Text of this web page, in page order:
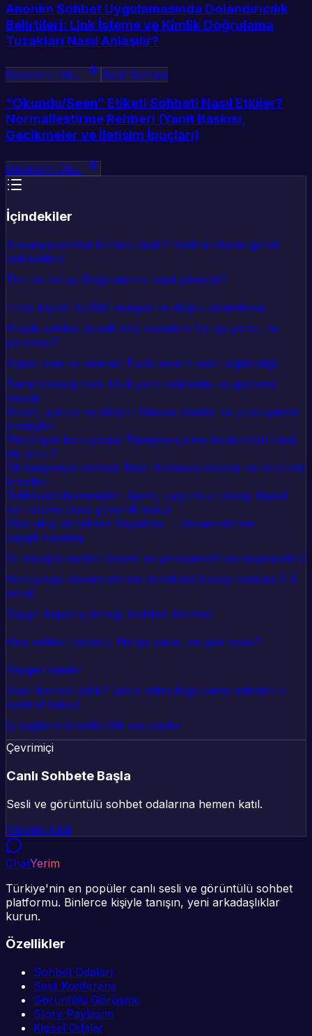
Anonim Sohbet Uygulamasında Dolandırıcılık
Belirtileri: Link İsteme ve Kimlik Doğrulama
Tuzakları Nasıl Anlaşılır?
Devamını Oku Sesli Sohbet
“Okundu/Seen” Etiketi Sohbeti Nasıl Etkiler?
Normalleştirme Rehberi (Yanıt Baskısı,
Gecikmeler ve İletişim İpuçları)
Devamını Oku
İçindekiler
Almanya sohbet kültürü nedir? (online chatte genel
beklentiler)
Ton ve üslup: Doğrudanlık nasıl yönetilir?
Hitap biçimi: ‘du/Sie’ dengesi ve doğru selamlama
Küçük sohbet (small talk) konuları: Ne işe yarar, ne
yaramaz?
Kişisel alan ve sınırlar: Fazla ısrarın nasıl algılandığı
Zaman/mesaj ritmi: Hızlı yanıt beklentisi ve gecikme
mesajı
Mizah, yorum ve eleştiri: Hassas alanlar ve yumuşatma
stratejileri
Plan/niyet konuşması: Tanışma-çıkma beklentileri nasıl
ele alınır?
Dil bariyeriyle sohbet: Basit Almanca kalıplar ve tercüme
önerileri
Tetikleyici davranışlar: Spam, uygunsuz mesaj, kişisel
veri isteme (kısa güvenlik notu)
Chat akışı örnekleri: Başlatma → devam ettirme →
saygılı kapanış
İlk mesaj örnekleri (resmi ve yarı samimi ton seçenekleri)
Konuşmayı devam ettirme örnekleri (cevap sonrası 2-3
soru)
Saygılı kapanış örneği (sohbeti bitirme)
Kısa rehber tablosu: Ne işe yarar, ne geri teper?
Yaygın hatalar
Nasıl kontrol edilir? (adım adım doğrulama adımları +
kontrol listesi)
İç bağlantı önerileriSık sorulanlar
Çevrimiçi
Canlı Sohbete Başla
Sesli ve görüntülü sohbet odalarına hemen katıl.
Hemen Katıl
ChatYerim
Türkiye'nin en popüler canlı sesli ve görüntülü sohbet
platformu. Binlerce kişiyle tanışın, yeni arkadaşlıklar
kurun.
Özellikler
Sohbet Odaları
Sesli Konferans
Görüntülü Görüşme
Story Paylaşım
Kişisel Odalar